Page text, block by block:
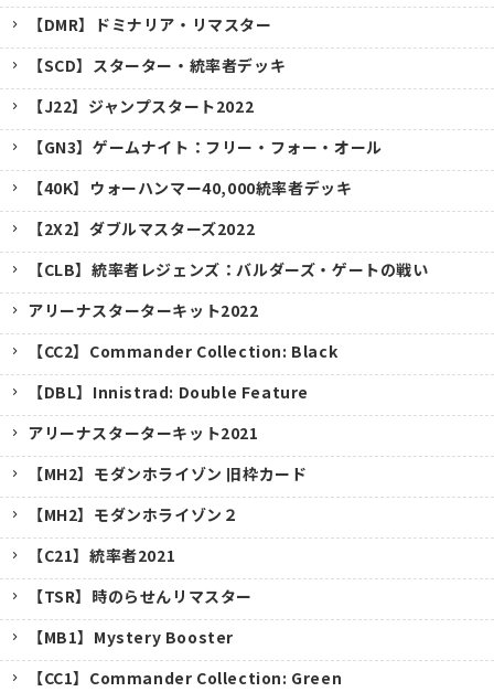
【DMR】ドミナリア・リマスター
【SCD】スターター・統率者デッキ
【J22】ジャンプスタート2022
【GN3】ゲームナイト：フリー・フォー・オール
【40K】ウォーハンマー40,000統率者デッキ
【2X2】ダブルマスターズ2022
【CLB】統率者レジェンズ：バルダーズ・ゲートの戦い
アリーナスターターキット2022
【CC2】Commander Collection: Black
【DBL】Innistrad: Double Feature
アリーナスターターキット2021
【MH2】モダンホライゾン 旧枠カード
【MH2】モダンホライゾン２
【C21】統率者2021
【TSR】時のらせんリマスター
【MB1】Mystery Booster
【CC1】Commander Collection: Green